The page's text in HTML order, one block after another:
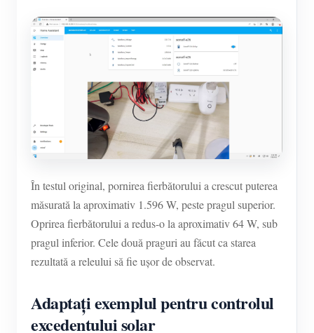
În testul original, pornirea fierbătorului a crescut puterea
măsurată la aproximativ 1.596 W, peste pragul superior.
Oprirea fierbătorului a redus-o la aproximativ 64 W, sub
pragul inferior. Cele două praguri au făcut ca starea
rezultată a releului să fie ușor de observat.
Adaptați exemplul pentru controlul
excedentului solar